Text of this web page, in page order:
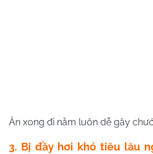
Ăn xong đi nằm luôn dễ gây
3. Bị đầy hơi khó tiêu lâu